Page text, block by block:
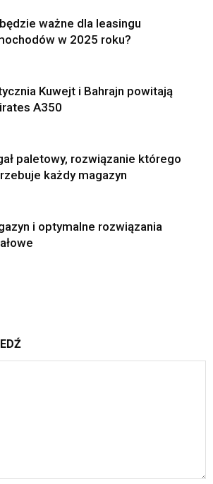
ważne dla leasingu
w 2025 roku?
Kuwejt i Bahrajn powitają
A350
paletowy, rozwiązanie którego
każdy magazyn
i optymalne rozwiązania